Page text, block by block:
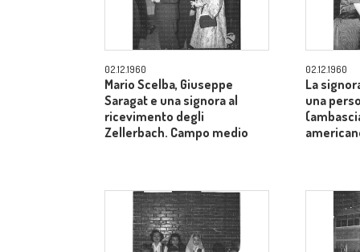
02.12.1960
Mario Scelba, Giuseppe
Saragat e una signora al
ricevimento degli
Zellerbach. Campo medio
02.12.1960
La
una